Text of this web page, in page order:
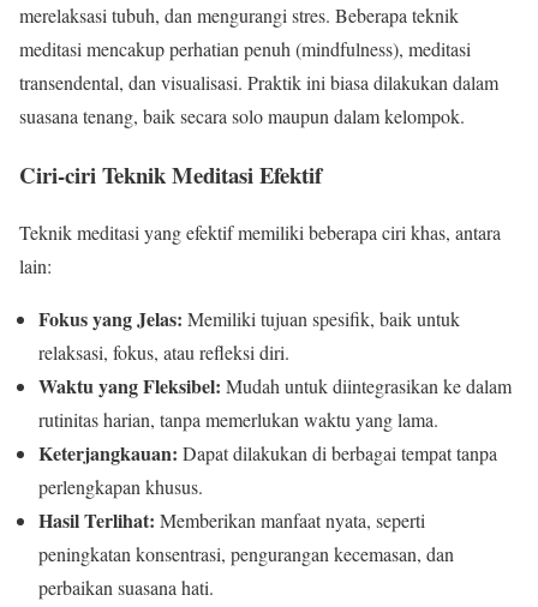
merelaksasi tubuh, dan mengurangi stres. Beberapa teknik
meditasi mencakup perhatian penuh (mindfulness), meditasi
transendental, dan visualisasi. Praktik ini biasa dilakukan dalam
suasana tenang, baik secara solo maupun dalam kelompok.
Ciri-ciri Teknik Meditasi Efektif
Teknik meditasi yang efektif memiliki beberapa ciri khas, antara
lain:
Fokus yang Jelas: Memiliki tujuan spesifik, baik untuk
relaksasi, fokus, atau refleksi diri.
Waktu yang Fleksibel: Mudah untuk diintegrasikan ke dalam
rutinitas harian, tanpa memerlukan waktu yang lama.
Keterjangkauan: Dapat dilakukan di berbagai tempat tanpa
perlengkapan khusus.
Hasil Terlihat: Memberikan manfaat nyata, seperti
peningkatan konsentrasi, pengurangan kecemasan, dan
perbaikan suasana hati.